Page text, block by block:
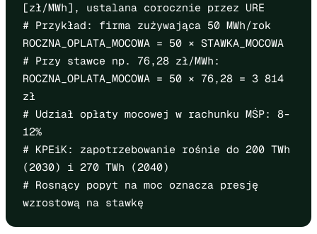
[zł/MWh], ustalana corocznie przez URE
# Przykład: firma zużywająca 50 MWh/rok
ROCZNA_OPLATA_MOCOWA = 50 × STAWKA_MOCOWA
# Przy stawce np. 76,28 zł/MWh:
ROCZNA_OPLATA_MOCOWA = 50 × 76,28 = 3 814
zł
# Udział opłaty mocowej w rachunku MŚP: 8-
12%
# KPEiK: zapotrzebowanie rośnie do 200 TWh
(2030) i 270 TWh (2040)
# Rosnący popyt na moc oznacza presję
wzrostową na stawkę